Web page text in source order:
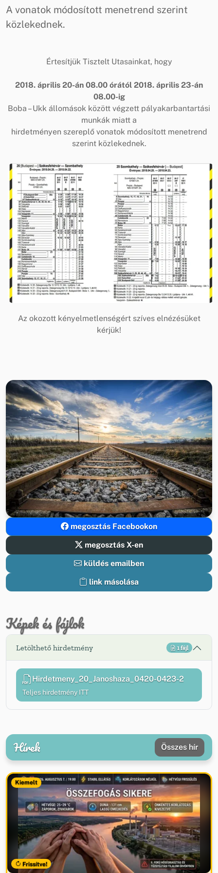
A vonatok módosított menetrend szerint
közlekednek.
Értesítjük Tisztelt Utasainkat, hogy
2018. április 20-án 08.00 órától 2018. április 23-án
08.00-ig
Boba – Ukk állomások között végzett pályakarbantartási
munkák miatt a
hirdetményen szereplő vonatok módosított menetrend
szerint közlekednek.
Az okozott kényelmetlenségért szíves elnézésüket
kérjük!
megosztás Facebookon
megosztás X-en
küldés emailben
link másolása
Képek és fájlok
Letölthető hirdetmény 1 fájl
Hirdetmeny_20_Janoshaza_0420-0423-2
Teljes hirdetmény ITT
Hírek Összes hír
Kiemelt
Frissítve!